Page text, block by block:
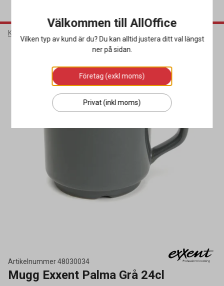
Kök & Servering
Artikelnummer48030034
Mugg Exxent Palma Grå 24cl
Välkommen till AllOffice
Vilken typ av kund är du? Du kan alltid justera ditt val längst
ner på sidan.
Företag (exkl moms)
Privat (inkl moms)